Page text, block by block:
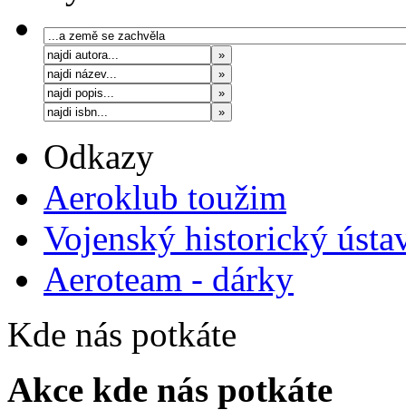
Odkazy
Aeroklub toužim
Vojenský historický
Aeroteam - dárky
Kde nás potkáte
Akce kde nás potkáte